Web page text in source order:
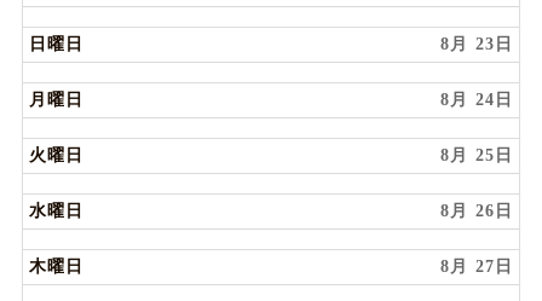
日曜日 8月 23
月曜日 8月 24
火曜日 8月 25
水曜日 8月 26
木曜日 8月 27